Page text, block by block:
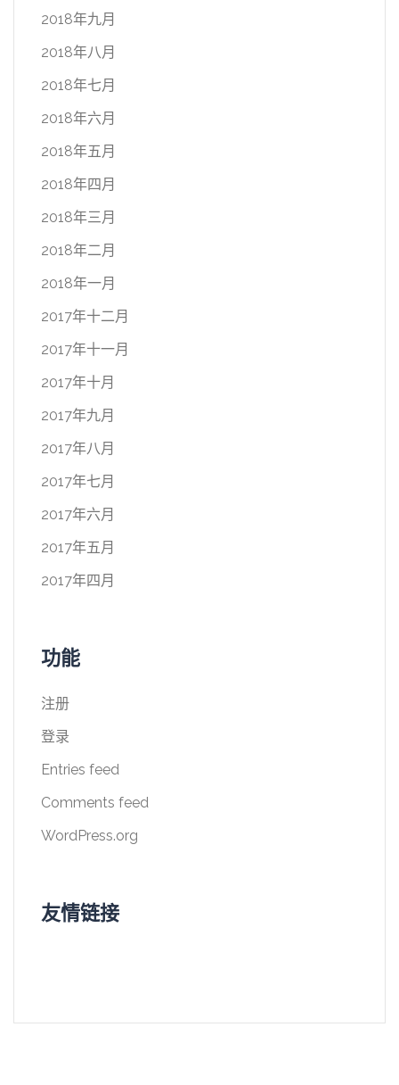
2018年九月
2018年八月
2018年七月
2018年六月
2018年五月
2018年四月
2018年三月
2018年二月
2018年一月
2017年十二月
2017年十一月
2017年十月
2017年九月
2017年八月
2017年七月
2017年六月
2017年五月
2017年四月
功能
注册
登录
Entries feed
Comments feed
WordPress.org
友情链接